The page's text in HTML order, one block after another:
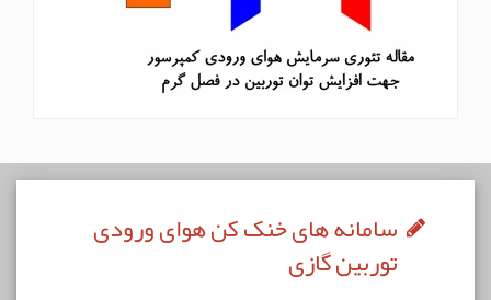
سامانه های خنک کن هوای ورودی
توربین گازی